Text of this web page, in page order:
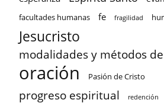
facultades humanas fe fragilidad
Jesucristo
modalidades y métodos
oración Pasión de Cristo
progreso espiritual redención